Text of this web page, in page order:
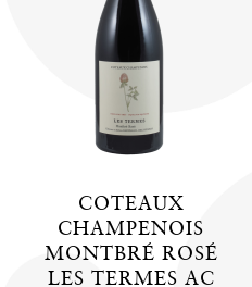
COTEAUX
CHAMPENOIS
MONTBRÉ ROSÉ
LES TERMES AC